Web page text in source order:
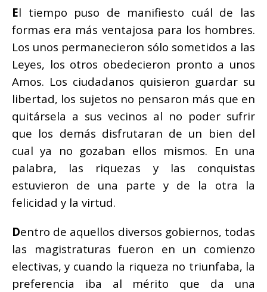
El tiempo puso de manifiesto cuál de las
formas era más ventajosa para los hombres.
Los unos permanecieron sólo sometidos a las
Leyes, los otros obedecieron pronto a unos
Amos. Los ciudadanos quisieron guardar su
libertad, los sujetos no pensaron más que en
quitársela a sus vecinos al no poder sufrir
que los demás disfrutaran de un bien del
cual ya no gozaban ellos mismos. En una
palabra, las riquezas y las conquistas
estuvieron de una parte y de la otra la
felicidad y la virtud.
Dentro de aquellos diversos gobiernos, todas
las magistraturas fueron en un comienzo
electivas, y cuando la riqueza no triunfaba, la
preferencia iba al mérito que da una